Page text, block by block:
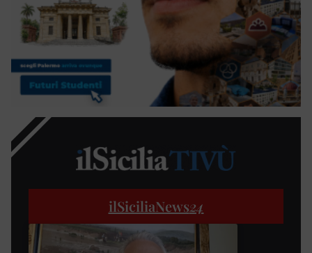
ilSiciliaNews24